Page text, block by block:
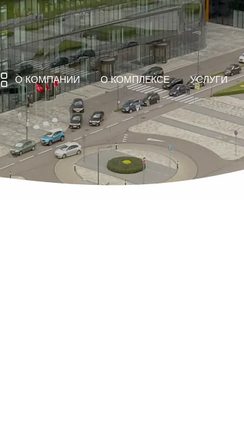
О КОМПАНИИ О КОМПЛЕКСЕ УСЛУГИ